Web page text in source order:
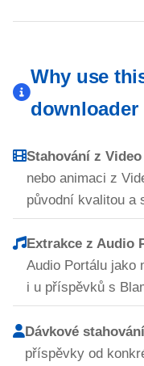
Why use
downloader
Stahování z
nebo animaci z
původní kvalitou a
Extrakce z Audio
Audio Portálu jako
i u příspěvků s
Dávkové
příspěvky od